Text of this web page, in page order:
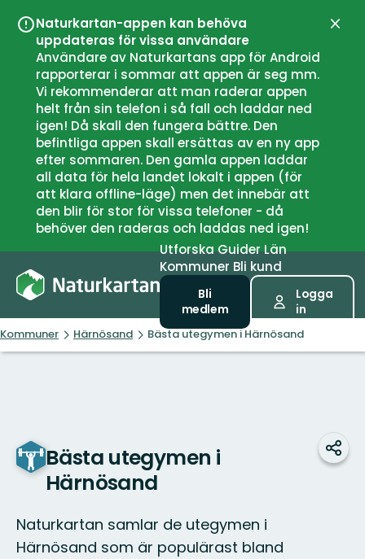
Naturkartan-appen kan behöva
uppdateras för vissa användare
Användare av Naturkartans app för Android
rapporterar i sommar att appen är seg mm.
Vi rekommenderar att man raderar appen
helt från sin telefon i så fall och laddar ned
igen! Då skall den fungera bättre. Den
befintliga appen skall ersättas av en ny app
efter sommaren. Den gamla appen laddar
all data för hela landet lokalt i appen (för
att klara offline-läge) men det innebär att
den blir för stor för vissa telefoner - då
behöver den raderas och laddas ned igen!
UtforskaGuiderLän
Kommuner Bli kund
Bli
medlem
Logga
in
Kommuner Härnösand Bästa utegymen i Härnösand
Bästa utegymen i
Härnösand
Naturkartan samlar de utegymen i
Härnösand som är populärast bland
Dela